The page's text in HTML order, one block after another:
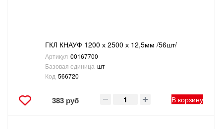
ГКЛ КНАУФ 1200 х 2500 х 12,5мм /56шт/
Артикул 00167700
Базовая единица шт
Код 566720
383 руб В корзину